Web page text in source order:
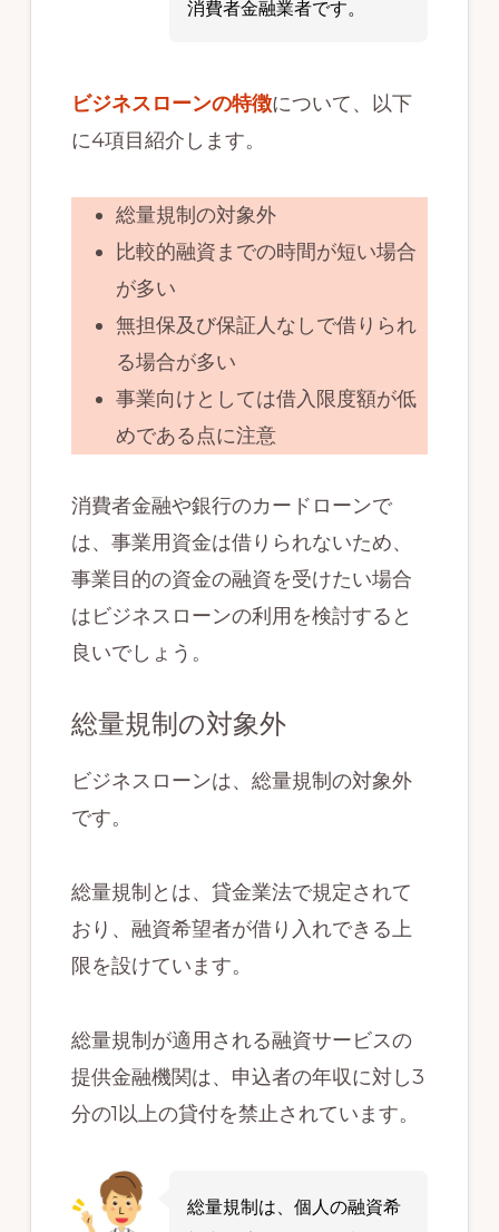
消費者金融業者です。
ビジネスローンの特徴について、以下
に4項目紹介します。
総量規制の対象外
比較的融資までの時間が短い場合
が多い
無担保及び保証人なしで借りられ
る場合が多い
事業向けとしては借入限度額が低
めである点に注意
消費者金融や銀行のカードローンで
は、事業用資金は借りられないため、
事業目的の資金の融資を受けたい場合
はビジネスローンの利用を検討すると
良いでしょう。
総量規制の対象外
ビジネスローンは、総量規制の対象外
です。
総量規制とは、貸金業法で規定されて
おり、融資希望者が借り入れできる上
限を設けています。
総量規制が適用される融資サービスの
提供金融機関は、申込者の年収に対し3
分の1以上の貸付を禁止されています。
総量規制は、個人の融資希